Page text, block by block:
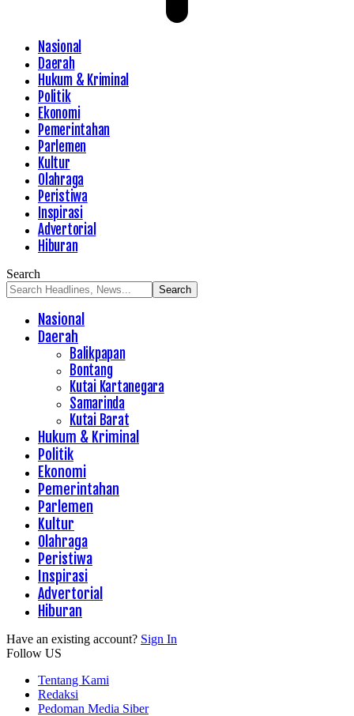
Nasional
Daerah
Hukum & Kriminal
Politik
Ekonomi
Pemerintahan
Parlemen
Kultur
Olahraga
Peristiwa
Inspirasi
Advertorial
Hiburan
Search
Nasional
Daerah
Balikpapan
Bontang
Kutai Kartanegara
Samarinda
Kutai Barat
Hukum & Kriminal
Politik
Ekonomi
Pemerintahan
Parlemen
Kultur
Olahraga
Peristiwa
Inspirasi
Advertorial
Hiburan
Have an existing account? Sign In
Follow US
Tentang Kami
Redaksi
Pedoman Media Siber